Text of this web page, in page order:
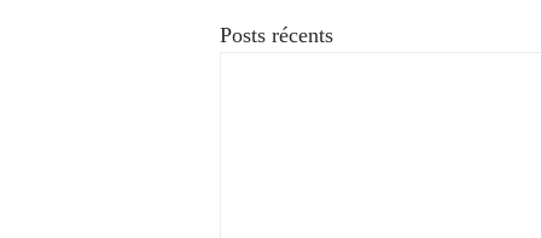
Posts récents